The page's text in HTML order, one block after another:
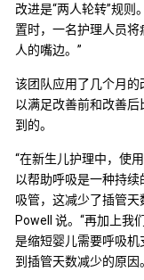
改进是“两人轮转”规则
置时，一名护理人员
人的嘴边。”
该团队应用了几个月
以满足改善前和改善
到的。
“在新生儿护理中，使
以帮助呼吸是一种持
吸管，这减少了插管天
Powell 说。“再加上我
是缩短婴儿需要呼吸
到插管天数减少的原因。